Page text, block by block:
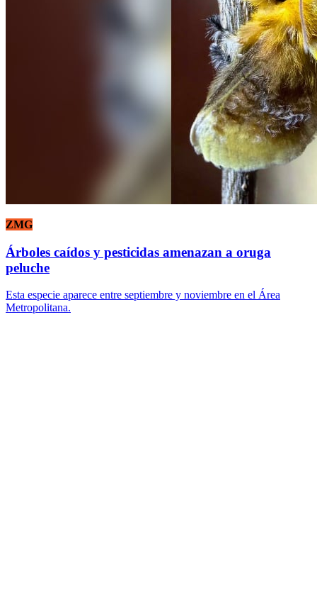
ZMG
Árboles caídos y pesticidas amenazan a oruga
peluche
Esta especie aparece entre septiembre y noviembre en el Área
Metropolitana.